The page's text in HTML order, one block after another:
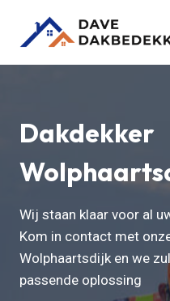
Dakdekker
Wij staan klaar voor al
Kom in contact met
Wolphaartsdijk en we
passende oplossing